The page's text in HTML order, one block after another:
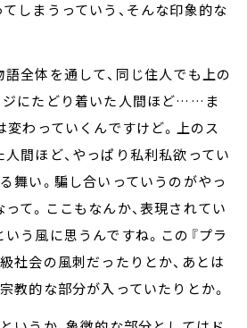
しまうっていう、そんな印象的な
全体を通して、同じ住人でも上の
ジにたどり着いた人間ほど……ま
変わっていくんですけど。上のス
間ほど、やっぱり私利私欲ってい
舞い。騙し合いっていうのがやっ
て。ここもなんか、表現されてい
う風に思うんですね。この『プラ
社会の風刺だったりとか、あとは
教的な部分が入っていたりとか。